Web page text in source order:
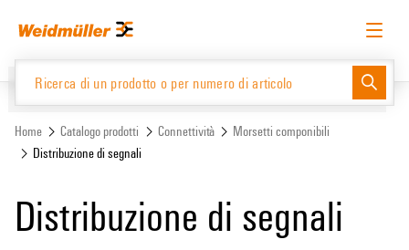
Italiano Richiedere l’accesso Accesso
Website Support Center easyConnect
Home Catalogo prodotti Connettività
Morsetti componibili
Distribuzione di segnali
Distribuzione di segnali